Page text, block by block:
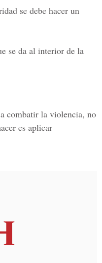
se debe hacer un
se da al interior de la
combatir la violencia, no
es aplicar